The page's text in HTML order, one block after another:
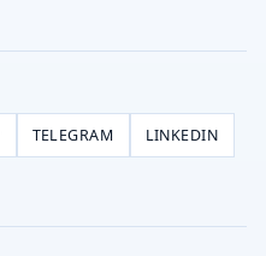
TELEGRAM LINKEDIN